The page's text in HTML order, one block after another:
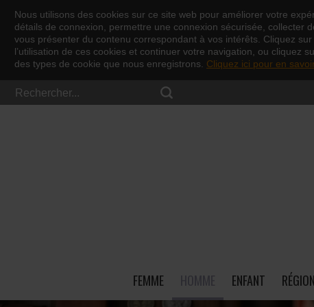
Nous utilisons des cookies sur ce site web pour améliorer votre
détails de connexion, permettre une connexion sécurisée, collecter
vous présenter du contenu correspondant à vos intérêts. Cliquez
l’utilisation de ces cookies et continuer votre navigation, ou cliquez
des types de cookie que nous enregistrons. Cliquez ici pour en
FEMME ENFANT